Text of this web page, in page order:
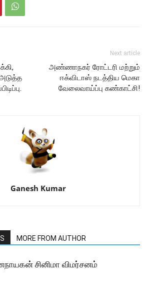
அடுத்த
Next article
அண்ணாநகர் ரோட்டரி மற்றும்
ஈக்விடாஸ் நடத்திய மெகா
வேலைவாய்ப்பு கண்காட்சி!
Ganesh Kumar
MORE FROM AUTHOR
சினிமா விமர்சனம்